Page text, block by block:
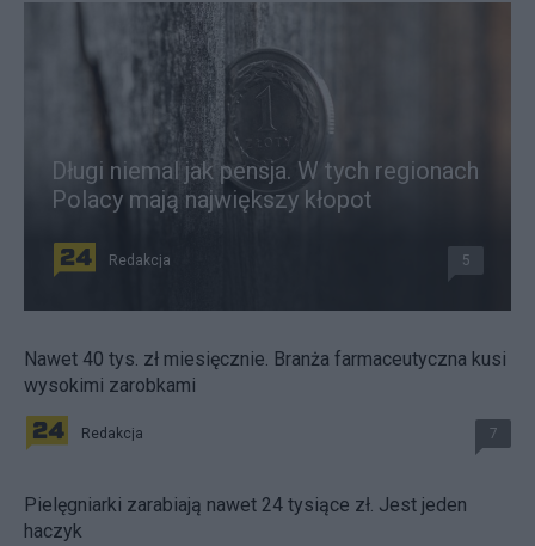
Długi niemal jak pensja. W tych regionach
Polacy mają największy kłopot
Redakcja 5
Nawet 40 tys. zł miesięcznie. Branża farmaceutyczna kusi
wysokimi zarobkami
Redakcja 7
Pielęgniarki zarabiają nawet 24 tysiące zł. Jest jeden
haczyk